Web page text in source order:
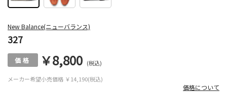
New Balance(ニューバランス)
327
メーカー希望小売価格 ￥14,190(税込)
￥8,800 (税込)
価格について